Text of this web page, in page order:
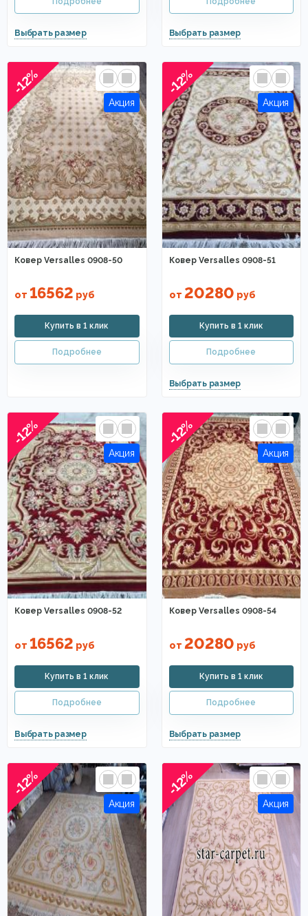
-12%
Ковер Versalles 0908-50
от 16562 руб
-12%
Ковер Versalles 0908-51
от 20280 руб
-12%
Ковер Versalles 0908-52
от 16562 руб
-12%
Ковер Versalles 0908-54
от 20280 руб
-12% -12%